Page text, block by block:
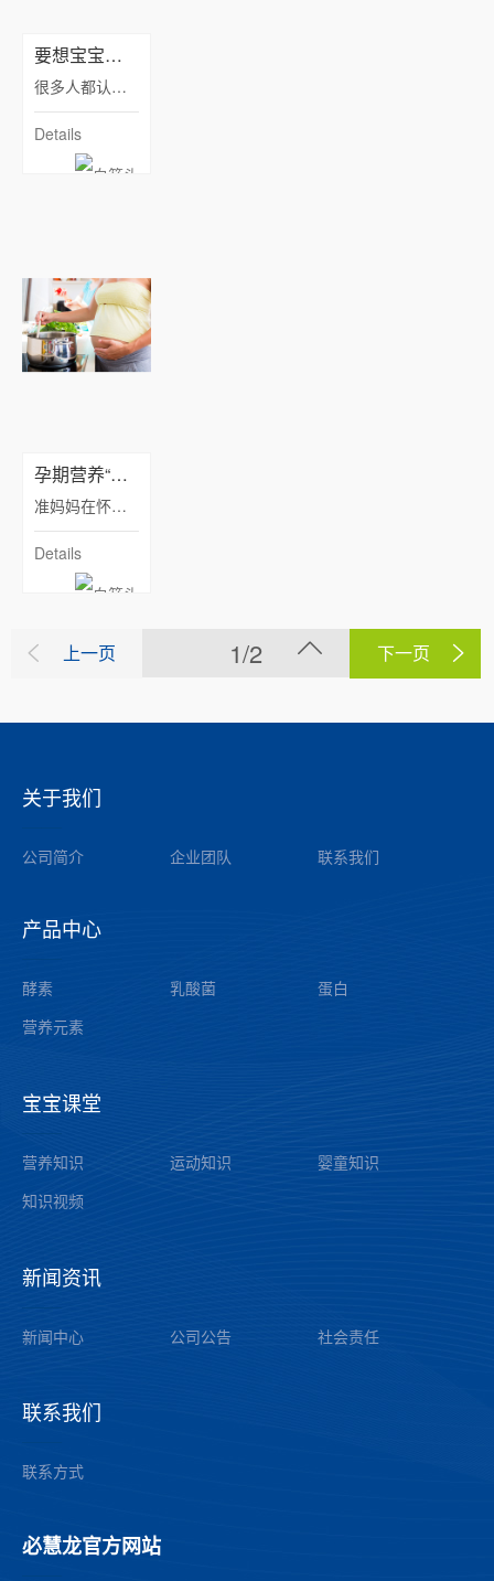
要想宝宝平安出生，这些要特别注意
很多人都认为孕晚期是一个相对安逸的阶段，只需要静静的等待预产期的到来就好了，其实孕晚期远远没有那么的简单。在这个阶段，准妈妈要操心的事情还是有很多的，想要胎儿平安的出生，还需要付出更多的努力。
Details
孕期营养“小”误区
准妈妈在怀孕期间需要摄入全面的营养才能让宝宝健康成长，而面对很多貌似很有道理的孕期营养，准妈妈却不知该如何判断和选择！其实很多情况过犹不及是大家都知道的道理，不偏听不偏信才是准妈妈的判断标准，医生的建议是最安全的“港湾”。
Details
上一页 1/2 下一页
关于我们
公司简介 企业团队 联系我们
产品中心
酵素 乳酸菌 蛋白
营养元素
宝宝课堂
营养知识
运动知识 婴童知识
知识视频
新闻资讯
新闻中心 公司公告 社会责任
联系我们
联系方式
必慧龙官方网站